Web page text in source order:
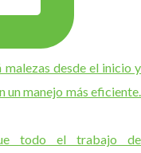
todo el trabajo de